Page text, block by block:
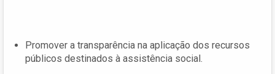
Promover a transparência na aplicação dos recursos
públicos destinados à assistência social.